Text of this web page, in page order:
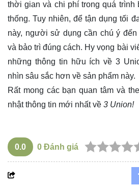
thời gian và chi phí trong quá trình
thống. Tuy nhiên, để tận dụng tối
này, người sử dụng cần chú ý
và bảo trì đúng cách. Hy vọng bài
những thông tin hữu ích về 3
nhìn sâu sắc hơn về sản phẩm này.
Rất mong các bạn quan tâm và
nhật thông tin mới nhất về 3 Union!
0.0 0 Đánh giá